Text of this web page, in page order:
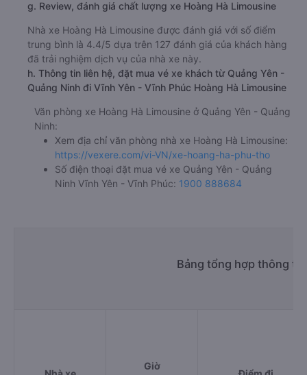
g. Review, đánh giá chất lượng xe Hoàng Hà Limousine
Nhà xe Hoàng Hà Limousine được đánh giá với số điểm
trung bình là 4.4/5 dựa trên 127 đánh giá của khách hàng
đã trải nghiệm dịch vụ của nhà xe này.
h. Thông tin liên hệ, đặt mua vé xe khách từ Quảng Yên -
Quảng Ninh đi Vĩnh Yên - Vĩnh Phúc Hoàng Hà Limousine
Văn phòng xe Hoàng Hà Limousine ở Quảng Yên - Quảng
Ninh:
Xem địa chỉ văn phòng nhà xe Hoàng Hà Limousine:
https://vexere.com/vi-VN/xe-hoang-ha-phu-tho
Số điện thoại đặt mua vé xe Quảng Yên - Quảng
Ninh Vĩnh Yên - Vĩnh Phúc: 1900 888684
Bảng tổng hợp thông
Giờ